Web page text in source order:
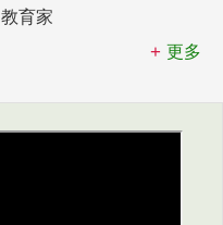
教育家
更多